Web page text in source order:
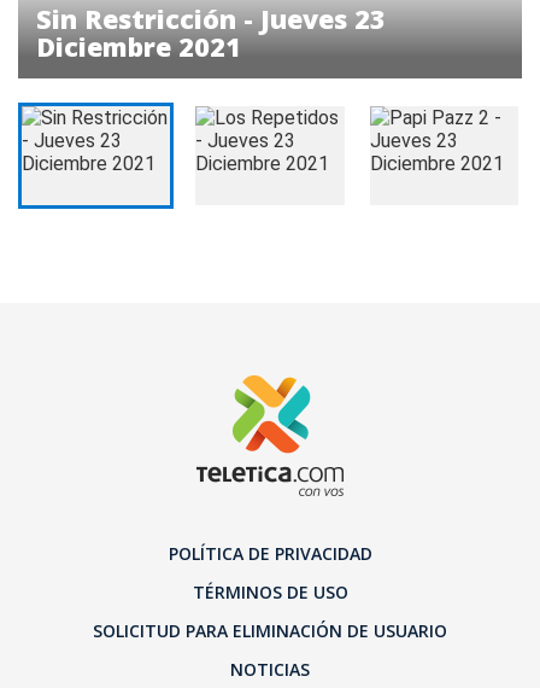
Sin Restricción - Jueves 23
Diciembre 2021
POLÍTICA DE PRIVACIDAD
TÉRMINOS DE USO
SOLICITUD PARA ELIMINACIÓN DE USUARIO
NOTICIAS